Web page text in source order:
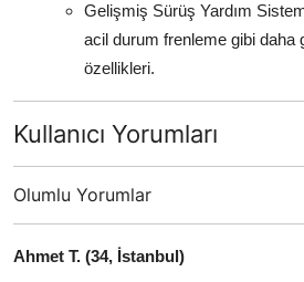
Gelişmiş Sürüş Yardım
acil durum frenleme gibi daha
özellikleri.
Kullanıcı Yorumları
Olumlu Yorumlar
Ahmet T. (34, İstanbul)